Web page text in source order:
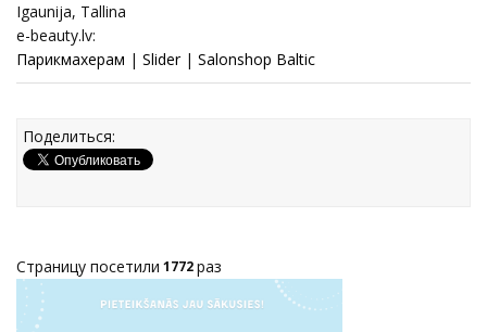
Igaunija, Tallina
e-beauty.lv:
Парикмахерам | Slider| Salonshop Baltic
Поделиться:
Страницу посетили 1772раз